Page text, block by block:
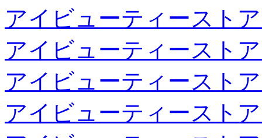
アイビューティースト
アイビューティースト
アイビューティースト
アイビューティースト